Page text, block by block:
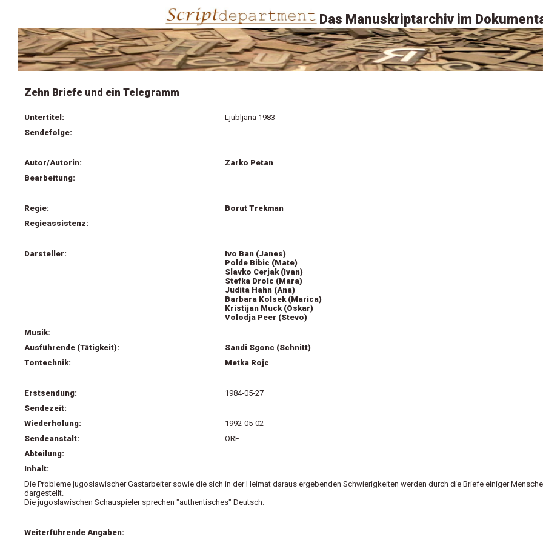
Das Manuskriptarchiv im
Zehn Briefe und ein Telegramm
Untertitel:
Ljubljana 1983
Sendefolge:
Autor/Autorin:
Zarko Petan
Bearbeitung:
Regie:
Borut Trekman
Regieassistenz:
Darsteller:
Ivo Ban (Janes)
Polde Bibic (Mate)
Slavko Cerjak (Ivan)
Stefka Drolc (Mara)
Judita Hahn (Ana)
Barbara Kolsek (Marica)
Kristijan Muck (Oskar)
Volodja Peer (Stevo)
Musik:
Ausführende (Tätigkeit):
Sandi Sgonc (Schnitt)
Tontechnik:
Metka Rojc
Erstsendung:
1984-05-27
Sendezeit:
Wiederholung:
1992-05-02
Sendeanstalt:
ORF
Abteilung:
Inhalt:
Die Probleme jugoslawischer Gastarbeiter sowie die sich in der Heimat daraus ergebenden Schwierigkeiten werden durch die Briefe einiger
dargestellt.
Die jugoslawischen Schauspieler sprechen "authentisches" Deutsch.
Weiterführende Angaben: